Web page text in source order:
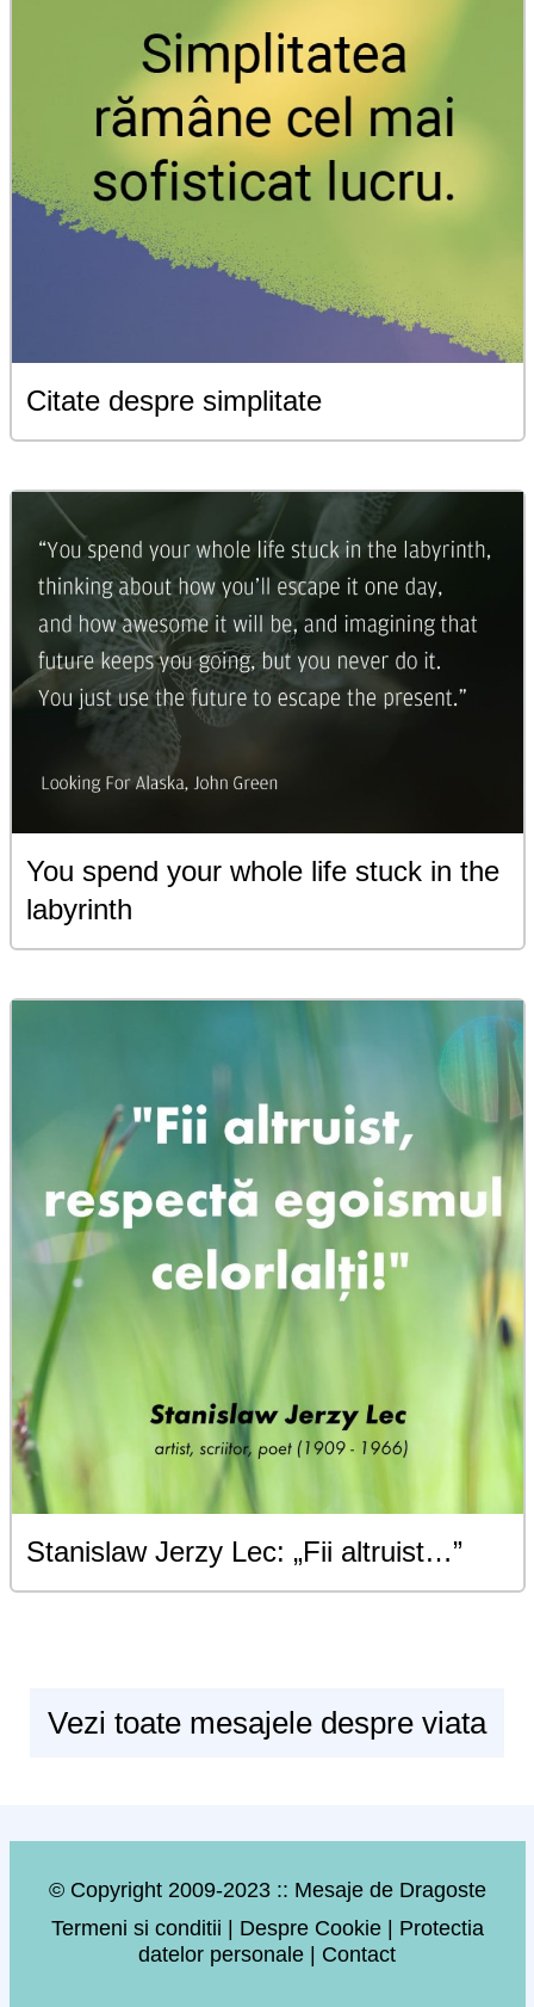
Citate despre simplitate
You spend your whole life stuck in the
labyrinth
Stanislaw Jerzy Lec: „Fii altruist…”
Vezi toate mesajele despre viata
© Copyright 2009-2023 :: Mesaje de Dragoste
Termeni si conditii
Despre Cookie| Protectia
datelor personale
Contact